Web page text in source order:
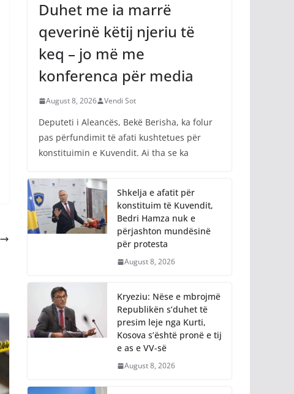
Duhet me ia marrë
qeverinë këtij njeriu të
keq – jo më me
konferenca për media
August 8, 2026 Vendi Sot
Deputeti i Aleancës, Bekë Berisha, ka folur
pas përfundimit të afati kushtetues për
konstituimin e Kuvendit. Ai tha se ka
Shkelja e afatit për
konstituim të Kuvendit,
Bedri Hamza nuk e
përjashton mundësinë
për protesta
August 8, 2026
Kryeziu: Nëse e mbrojmë
Republikën s’duhet të
presim leje nga Kurti,
Kosova s’është pronë e tij
e as e VV-së
August 8, 2026